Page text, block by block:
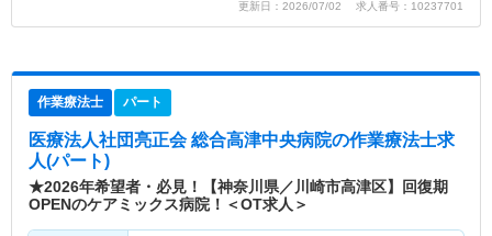
更新日：2026/07/02 求人番号：10237701
作業療法士 パート
医療法人社団亮正会 総合高津中央病院の作業療法士求
人(パート)
★2026年希望者・必見！【神奈川県／川崎市高津区】回復期
OPENのケアミックス病院！＜OT求人＞